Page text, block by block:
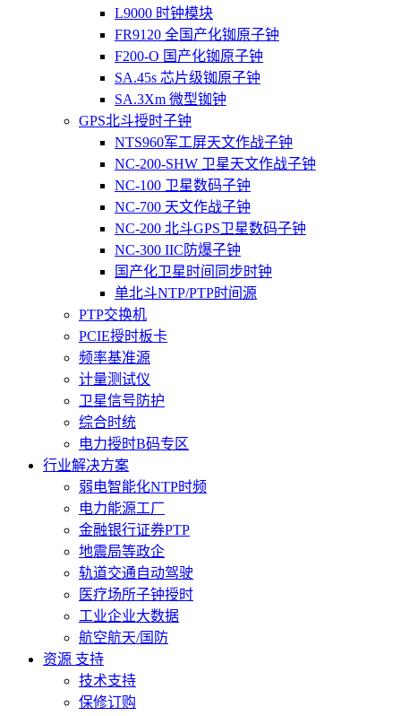
L9000 时钟模块
FR9120 全国产化铷原子钟
F200-O 国产化铷原子钟
SA.45s 芯片级铷原子钟
SA.3Xm 微型铷钟
GPS北斗授时子钟
NTS960军工屏天文作战子钟
NC-200-SHW 卫星天文作战子钟
NC-100 卫星数码子钟
NC-700 天文作战子钟
NC-200 北斗GPS卫星数码子钟
NC-300 IIC防爆子钟
国产化卫星时间同步时钟
单北斗NTP/PTP时间源
PTP交换机
PCIE授时板卡
频率基准源
计量测试仪
卫星信号防护
综合时统
电力授时B码专区
行业解决方案
弱电智能化NTP时频
电力能源工厂
金融银行证券PTP
地震局等政企
轨道交通自动驾驶
医疗场所子钟授时
工业企业大数据
航空航天/国防
资源 支持
技术支持
保修订购